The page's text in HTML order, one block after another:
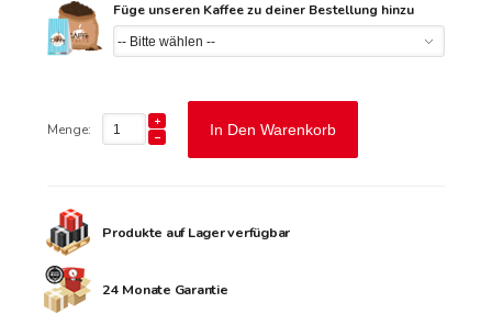
Füge unseren Kaffee zu deiner Bestellung hinzu
Menge: In Den Warenkorb
Produkte auf Lager verfügbar
24 Monate Garantie